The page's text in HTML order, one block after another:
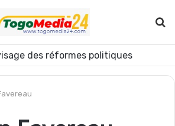
des réformes politiques